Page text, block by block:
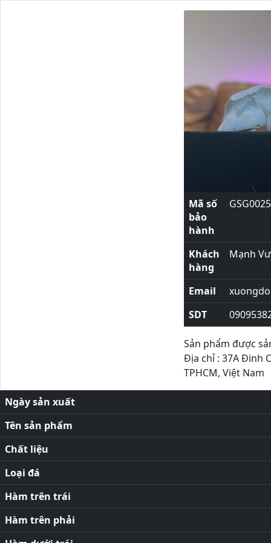
Mã số
bảo
hành
GSG0025
Khách
hàng
Mạnh
Email
SDT
Sản phẩm được
Địa chỉ : 37A Đinh
TPHCM, Việt Nam
Ngày sản xuất
Tên sản phẩm
Chất liệu
Loại đá
Hàm trên trái
Hàm trên phải